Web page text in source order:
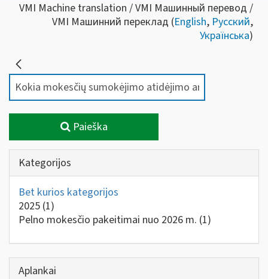
VMI Machine translation / VMI Машинный перевод /
VMI Машинний переклад (English, Русский,
Українська)
Paieška
Kategorijos
Bet kurios kategorijos
2025 (1)
Pelno mokesčio pakeitimai nuo 2026 m. (1)
Aplankai